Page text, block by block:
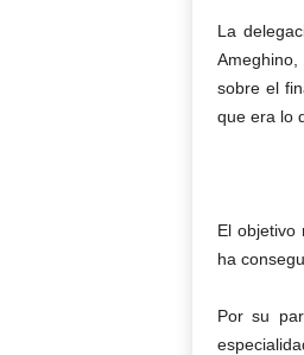
La
sobre el
que era lo
El objetivo
ha
Por su